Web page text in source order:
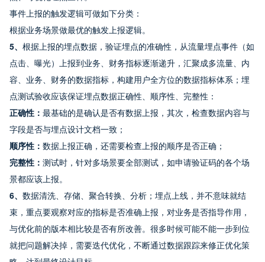
事件上报的触发逻辑可做如下分类：
根据业务场景做最优的触发上报逻辑。
5、 根据上报的埋点数据，验证埋点的准确性，从流量埋点事件（如
点击、曝光）上报到业务、财务指标逐渐递升，汇聚成多流量、内
容、业务、财务的数据指标，构建用户全方位的数据指标体系；埋
点测试验收应该保证埋点数据正确性、顺序性、完整性：
正确性： 最基础的是确认是否有数据上报，其次，检查数据内容与
字段是否与埋点设计文档一致；
顺序性： 数据上报正确，还需要检查上报的顺序是否正确；
完整性： 测试时，针对多场景要全部测试，如申请验证码的各个场
景都应该上报。
6、 数据清洗、存储、聚合转换、分析；埋点上线，并不意味就结
束，重点要观察对应的指标是否准确上报，对业务是否指导作用，
与优化前的版本相比较是否有所改善。很多时候可能不能一步到位
就把问题解决掉，需要迭代优化，不断通过数据跟踪来修正优化策